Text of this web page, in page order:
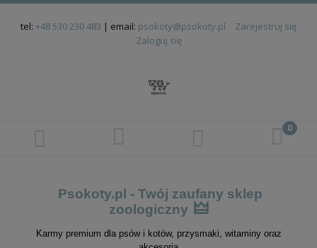
tel: +48 530 230 483 | email: psokoty@psokoty.pl
Zarejestruj się
Zaloguj się
Psokoty.pl - Twój zaufany sklep
zoologiczny 🜲
Karmy premium dla psów i kotów, przysmaki, witaminy oraz